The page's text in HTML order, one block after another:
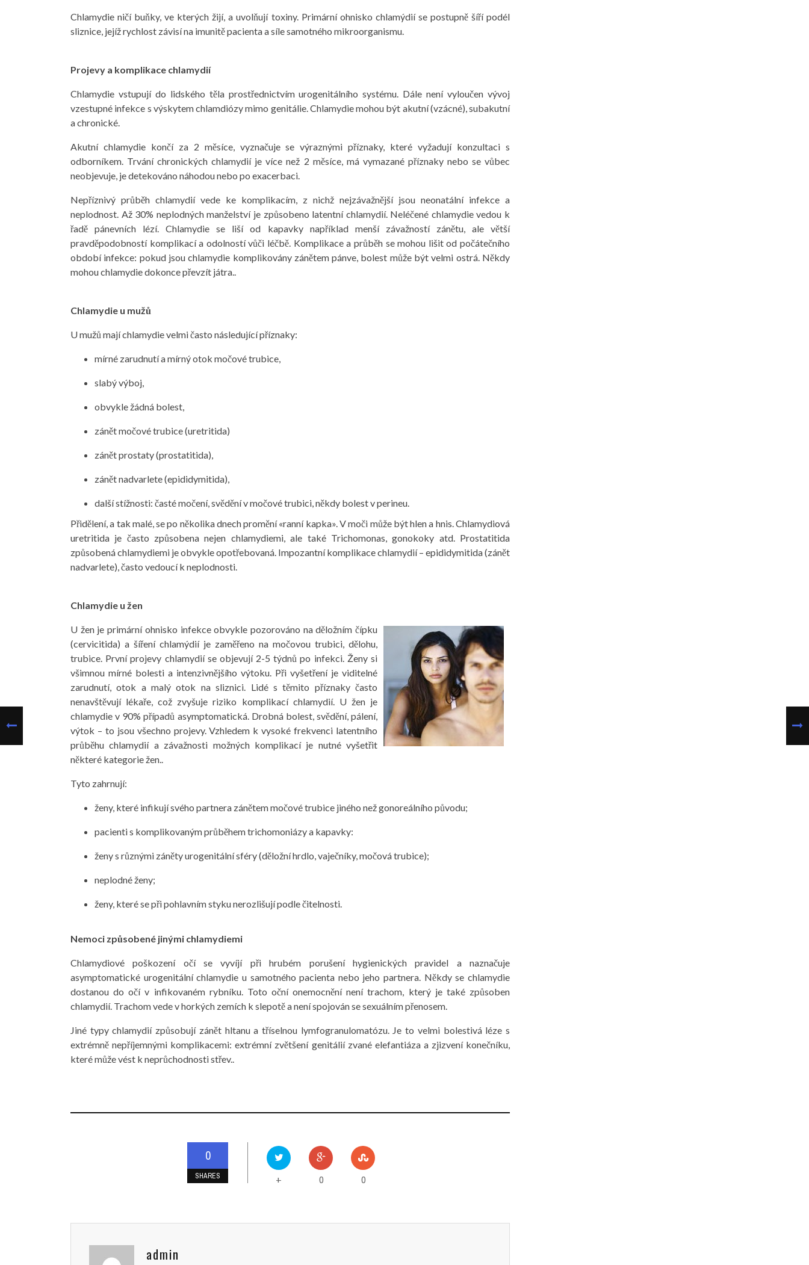
Chlamydie ničí buňky, ve kterých žijí, a uvolňují toxiny. Primární ohnisko chlamýdií se postupně šíří podél
sliznice, jejíž rychlost závisí na imunitě pacienta a síle samotného mikroorganismu.
Projevy a komplikace chlamydií
Chlamydie vstupují do lidského těla prostřednictvím urogenitálního systému. Dále není vyloučen vývoj
vzestupné infekce s výskytem chlamdiózy mimo genitálie. Chlamydie mohou být akutní (vzácné), subakutní
a chronické.
Akutní chlamydie končí za 2 měsíce, vyznačuje se výraznými příznaky, které vyžadují konzultaci s
odborníkem. Trvání chronických chlamydií je více než 2 měsíce, má vymazané příznaky nebo se vůbec
neobjevuje, je detekováno náhodou nebo po exacerbaci.
Nepříznivý průběh chlamydií vede ke komplikacím, z nichž nejzávažnější jsou neonatální infekce a
neplodnost. Až 30% neplodných manželství je způsobeno latentní chlamydií. Neléčené chlamydie vedou k
řadě pánevních lézí. Chlamydie se liší od kapavky například menší závažností zánětu, ale větší
pravděpodobností komplikací a odolností vůči léčbě. Komplikace a průběh se mohou lišit od počátečního
období infekce: pokud jsou chlamydie komplikovány zánětem pánve, bolest může být velmi ostrá. Někdy
mohou chlamydie dokonce převzít játra..
Chlamydie u mužů
U mužů mají chlamydie velmi často následující příznaky:
mírné zarudnutí a mírný otok močové trubice,
slabý výboj,
obvykle žádná bolest,
zánět močové trubice (uretritida)
zánět prostaty (prostatitida),
zánět nadvarlete (epididymitida),
další stížnosti: časté močení, svědění v močové trubici, někdy bolest v perineu.
Přidělení, a tak malé, se po několika dnech promění «ranní kapka». V moči může být hlen a hnis. Chlamydiová
uretritida je často způsobena nejen chlamydiemi, ale také Trichomonas, gonokoky atd. Prostatitida
způsobená chlamydiemi je obvykle opotřebovaná. Impozantní komplikace chlamydií – epididymitida (zánět
nadvarlete), často vedoucí k neplodnosti.
Chlamydie u žen
U žen je primární ohnisko infekce obvykle pozorováno na děložním čípku
(cervicitida) a šíření chlamýdií je zaměřeno na močovou trubici, dělohu,
trubice. První projevy chlamydií se objevují 2-5 týdnů po infekci. Ženy si
všimnou mírné bolesti a intenzivnějšího výtoku. Při vyšetření je viditelné
zarudnutí, otok a malý otok na sliznici. Lidé s těmito příznaky často
nenavštěvují lékaře, což zvyšuje riziko komplikací chlamydií. U žen je
chlamydie v 90% případů asymptomatická. Drobná bolest, svědění, pálení,
výtok – to jsou všechno projevy. Vzhledem k vysoké frekvenci latentního
průběhu chlamydií a závažnosti možných komplikací je nutné vyšetřit
některé kategorie žen..
Tyto zahrnují:
ženy, které infikují svého partnera zánětem močové trubice jiného než gonoreálního původu;
pacienti s komplikovaným průběhem trichomoniázy a kapavky:
ženy s různými záněty urogenitální sféry (děložní hrdlo, vaječníky, močová trubice);
neplodné ženy;
ženy, které se při pohlavním styku nerozlišují podle čitelnosti.
Nemoci způsobené jinými chlamydiemi
Chlamydiové poškození očí se vyvíjí při hrubém porušení hygienických pravidel a naznačuje
asymptomatické urogenitální chlamydie u samotného pacienta nebo jeho partnera. Někdy se chlamydie
dostanou do očí v infikovaném rybníku. Toto oční onemocnění není trachom, který je také způsoben
chlamydií. Trachom vede v horkých zemích k slepotě a není spojován se sexuálním přenosem.
Jiné typy chlamydií způsobují zánět hltanu a tříselnou lymfogranulomatózu. Je to velmi bolestivá léze s
extrémně nepříjemnými komplikacemi: extrémní zvětšení genitálií zvané elefantiáza a zjizvení konečníku,
které může vést k neprůchodnosti střev..
0
SHARES + 0 0
admin